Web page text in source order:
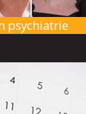
psychiatrie